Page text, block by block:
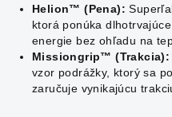
Helion™ (Pena):
ktorá ponúka
energie bez ohľadu na
Missiongrip™ (Trakcia):
vzor podrážky, ktorý sa
zaručuje vynikajúcu